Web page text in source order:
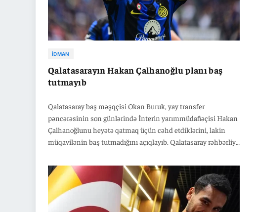
İDMAN
Qalatasarayın Hakan Çalhanoğlu planı baş
tutmayıb
Qalatasaray baş məşqçisi Okan Buruk, yay transfer
pəncərəsinin son günlərində İnterin yarımmüdafiəçisi Hakan
Çalhanoğlunu heyətə qatmaq üçün cəhd etdiklərini, lakin
müqavilənin baş tutmadığını açıqlayıb. Qalatasaray rəhbərliyi
transferi bloklayıb.